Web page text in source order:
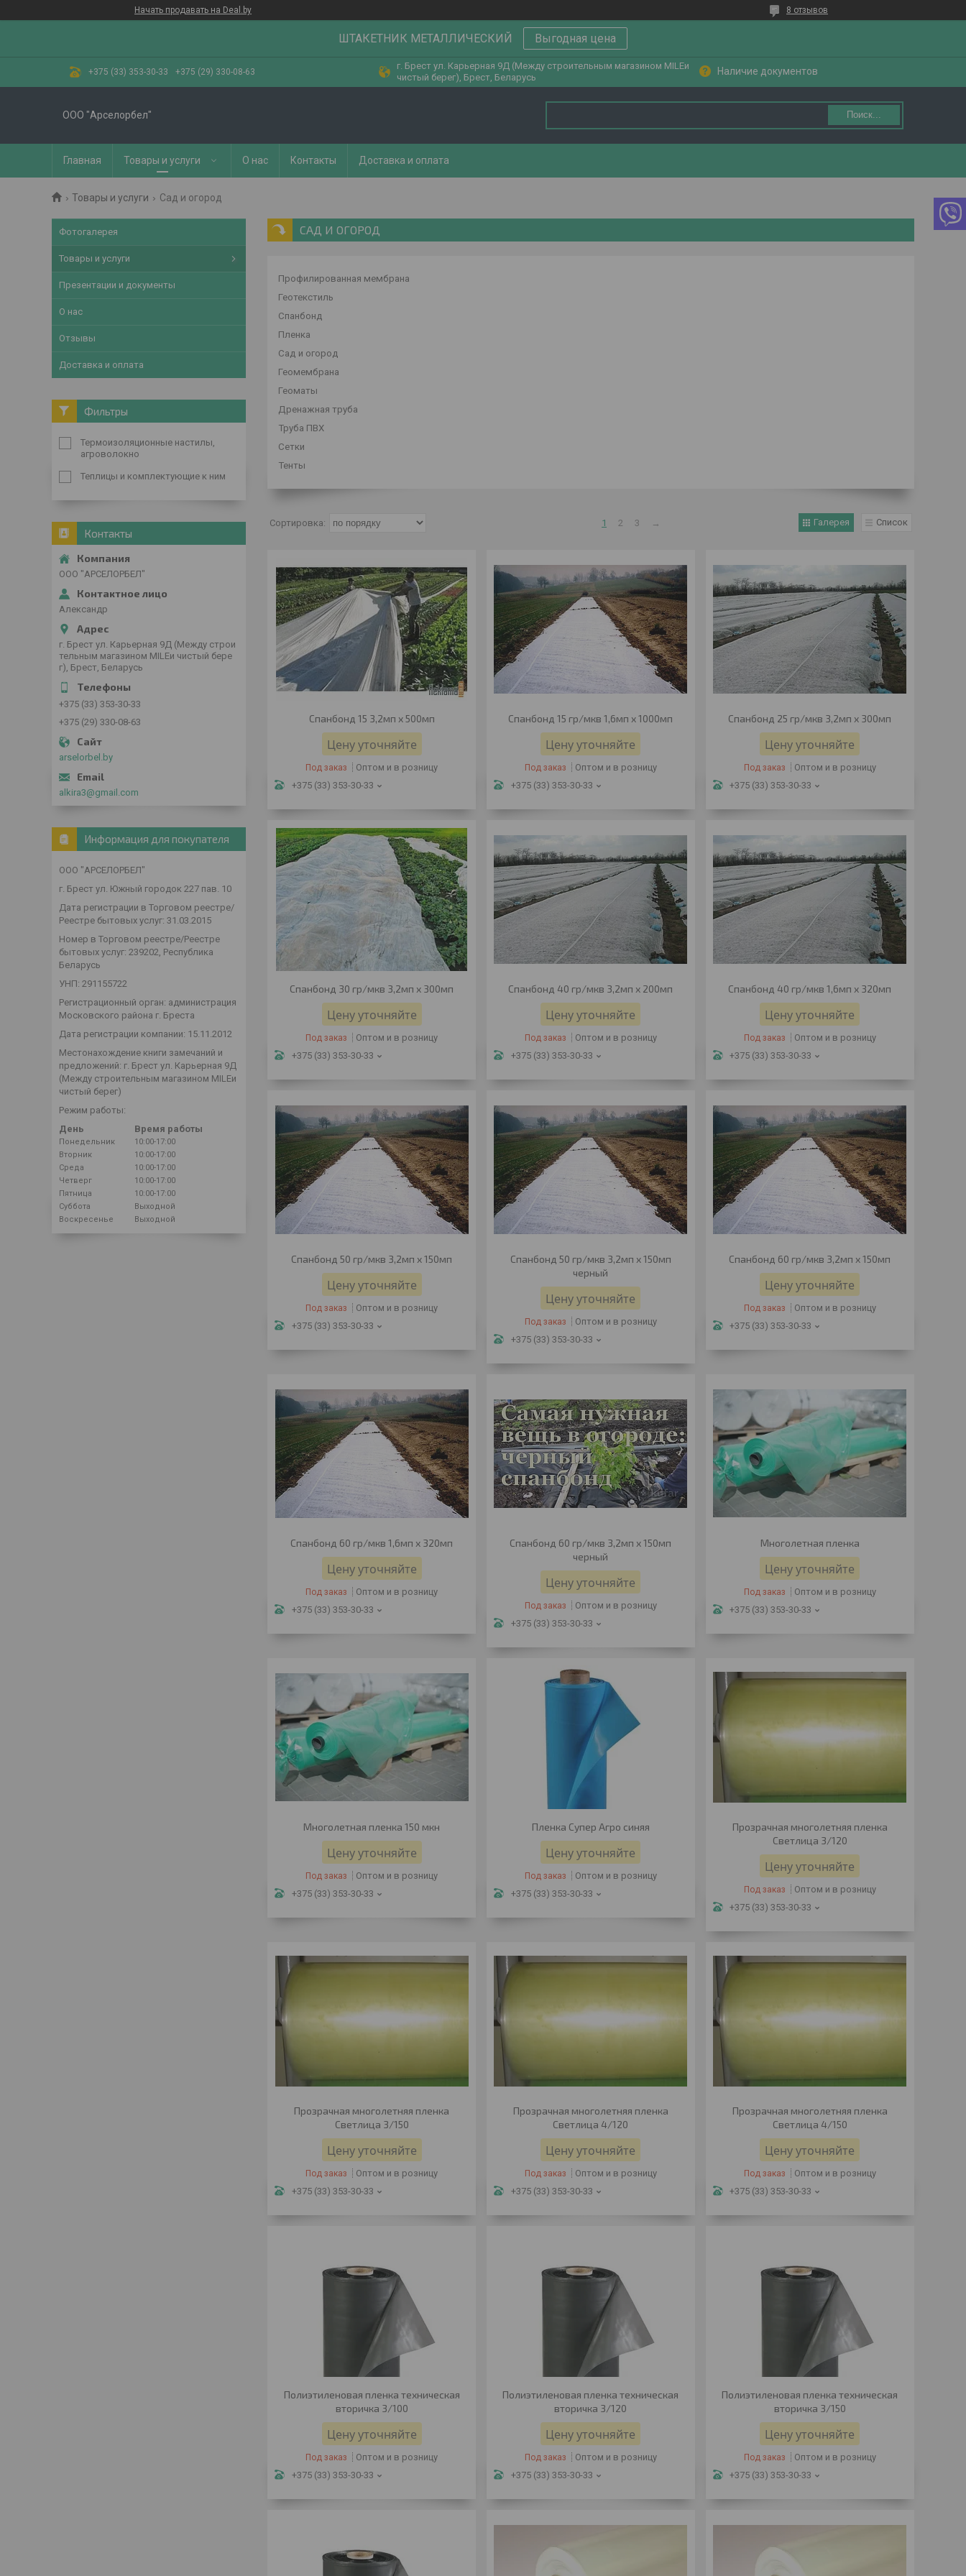
Начать продавать на Deal.by 8 отзывов
ШТАКЕТНИК МЕТАЛЛИЧЕСКИЙ Выгодная цена
+375 (33) 353-30-33 +375 (29) 330-08-63
г. Брест ул. Карьерная 9Д (Между строительным магазином MILEи
чистый берег), Брест, Беларусь
Наличие документов
ООО "Арселорбел" Поиск...
Главная Товары и услуги О нас Контакты Доставка и оплата
Товары и услуги Сад и огород
САД И ОГОРОД
Профилированная мембрана
Геотекстиль
Спанбонд
Пленка
Сад и огород
Геомембрана
Геоматы
Дренажная труба
Труба ПВХ
Сетки
Тенты
1 2 3 → Галерея Список
Спанбонд 15 3,2мп х 500мп
Цену уточняйте
Под заказ
Оптом и в розницу
+375 (33) 353-30-33
Спанбонд 15 гр/мкв 1,6мп х 1000мп
Цену уточняйте
Под заказ
Оптом и в розницу
+375 (33) 353-30-33
Спанбонд 25 гр/мкв 3,2мп х 300мп
Цену уточняйте
Под заказ
Оптом и в розницу
+375 (33) 353-30-33
Спанбонд 30 гр/мкв 3,2мп х 300мп
Цену уточняйте
Под заказ
Оптом и в розницу
+375 (33) 353-30-33
Спанбонд 40 гр/мкв 3,2мп х 200мп
Цену уточняйте
Под заказ
Оптом и в розницу
+375 (33) 353-30-33
Спанбонд 40 гр/мкв 1,6мп х 320мп
Цену уточняйте
Под заказ
Оптом и в розницу
+375 (33) 353-30-33
Спанбонд 50 гр/мкв 3,2мп х 150мп
Цену уточняйте
Под заказ
Оптом и в розницу
+375 (33) 353-30-33
Спанбонд 50 гр/мкв 3,2мп х 150мп
черный
Цену уточняйте
Под заказ
Оптом и в розницу
+375 (33) 353-30-33
Спанбонд 60 гр/мкв 3,2мп х 150мп
Цену уточняйте
Под заказ
Оптом и в розницу
+375 (33) 353-30-33
Спанбонд 60 гр/мкв 1,6мп х 320мп
Цену уточняйте
Под заказ
Оптом и в розницу
+375 (33) 353-30-33
Спанбонд 60 гр/мкв 3,2мп х 150мп
черный
Цену уточняйте
Под заказ
Оптом и в розницу
+375 (33) 353-30-33
Многолетная пленка
Цену уточняйте
Под заказ
Оптом и в розницу
+375 (33) 353-30-33
Многолетная пленка 150 мкн
Цену уточняйте
Под заказ
Оптом и в розницу
+375 (33) 353-30-33
Пленка Супер Агро синяя
Цену уточняйте
Под заказ
Оптом и в розницу
+375 (33) 353-30-33
Прозрачная многолетняя пленка
Светлица 3/120
Цену уточняйте
Под заказ
Оптом и в розницу
+375 (33) 353-30-33
Прозрачная многолетняя пленка
Светлица 3/150
Цену уточняйте
Под заказ
Оптом и в розницу
+375 (33) 353-30-33
Прозрачная многолетняя пленка
Светлица 4/120
Цену уточняйте
Под заказ
Оптом и в розницу
+375 (33) 353-30-33
Прозрачная многолетняя пленка
Светлица 4/150
Цену уточняйте
Под заказ
Оптом и в розницу
+375 (33) 353-30-33
Полиэтиленовая пленка техническая
вторичка 3/100
Цену уточняйте
Под заказ
Оптом и в розницу
+375 (33) 353-30-33
Полиэтиленовая пленка техническая
вторичка 3/120
Цену уточняйте
Под заказ
Оптом и в розницу
+375 (33) 353-30-33
Полиэтиленовая пленка техническая
вторичка 3/150
Цену уточняйте
Под заказ
Оптом и в розницу
+375 (33) 353-30-33
Фотогалерея
Товары и услуги
Презентации и документы
О нас
Отзывы
Доставка и оплата
Фильтры
Термоизоляционные настилы,
агроволокно
Теплицы и комплектующие к ним
Контакты
ООО "АРСЕЛОРБЕЛ"
Александр
г. Брест ул. Карьерная 9Д (Между строи
тельным магазином MILEи чистый бере
г), Брест, Беларусь
+375 (33) 353-30-33
+375 (29) 330-08-63
arselorbel.by
alkira3@gmail.com
Информация для покупателя
ООО "АРСЕЛОРБЕЛ"
г. Брест ул. Южный городок 227 пав. 10
Дата регистрации в Торговом реестре/
Реестре бытовых услуг: 31.03.2015
Номер в Торговом реестре/Реестре
бытовых услуг: 239202, Республика
Беларусь
УНП: 291155722
Регистрационный орган: администрация
Московского района г. Бреста
Дата регистрации компании: 15.11.2012
Местонахождение книги замечаний и
предложений: г. Брест ул. Карьерная 9Д
(Между строительным магазином MILEи
чистый берег)
Режим работы:
День
Время работы
Понедельник
10:00-17:00
Вторник
10:00-17:00
Среда
10:00-17:00
Четверг
10:00-17:00
Пятница
10:00-17:00
Суббота
Выходной
Воскресенье
Выходной